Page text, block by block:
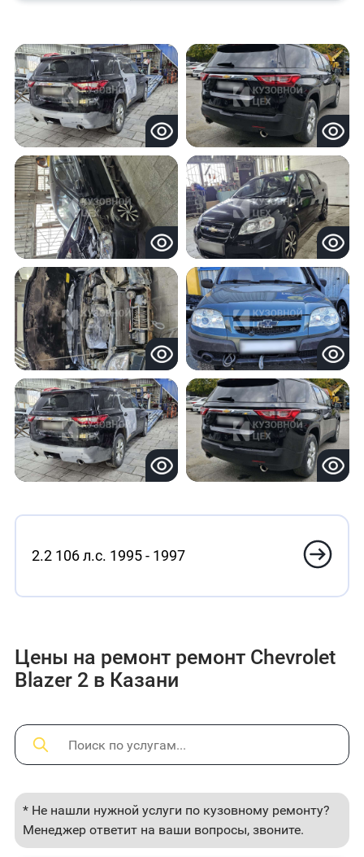
2.2 106 л.с. 1995 - 1997
Цены на ремонт ремонт Chevrolet
Blazer 2 в Казани
* Не нашли нужной услуги по кузовному ремонту?
Менеджер ответит на ваши вопросы, звоните.